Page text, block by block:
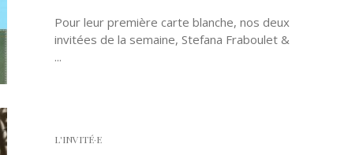
Pour leur première carte blanche, nos deux
invitées de la semaine, Stefana Fraboulet &
...
L'INVITÉ·E